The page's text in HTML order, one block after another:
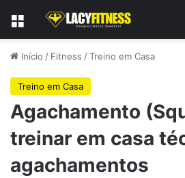
Menu
Início / Fitness /Treino em Casa
Treino em Casa
Agachamento
treinar em casa
agachamentos